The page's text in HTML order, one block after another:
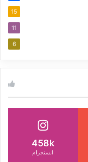
15
11
6
458k
انستجرام